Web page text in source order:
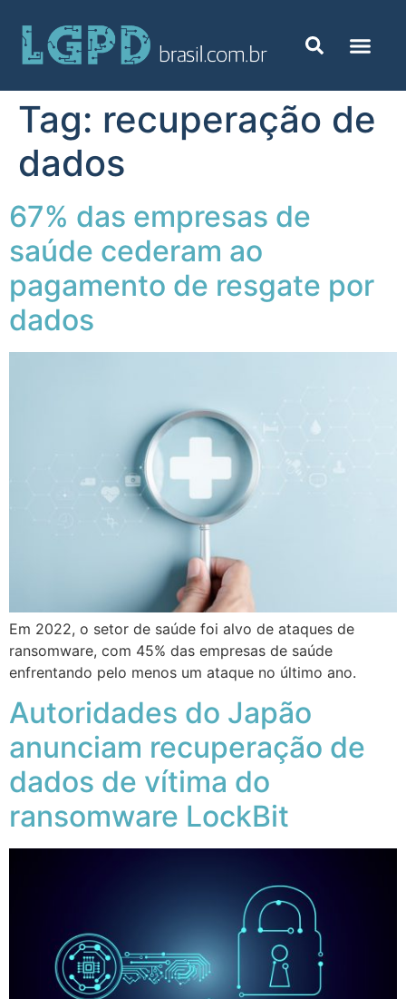
Tag: recuperação de
dados
67% das empresas de
saúde cederam ao
pagamento de resgate por
dados
Em 2022, o setor de saúde foi alvo de ataques de
ransomware, com 45% das empresas de saúde
enfrentando pelo menos um ataque no último ano.
Autoridades do Japão
anunciam recuperação de
dados de vítima do
ransomware LockBit